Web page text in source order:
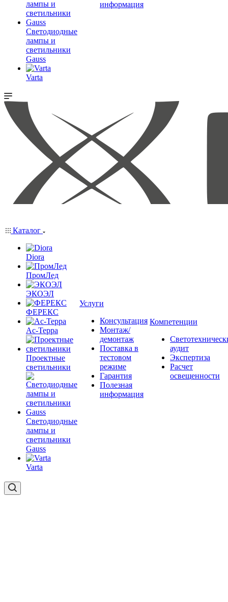
Светодиодные
лампы и
светильники
Gauss
Varta
информация
Каталог
Diora
ПромЛед
ЭКОЭЛ
ФЕРЕКС
Ас-Терра
Проектные
светильники
Светодиодные
лампы и
светильники
Gauss
Varta
Услуги
Консультация
Монтаж/
демонтаж
Поставка в
тестовом
режиме
Гарантия
Полезная
информация
Компетенции
аудит
Экспертиза
Расчет
освещенности